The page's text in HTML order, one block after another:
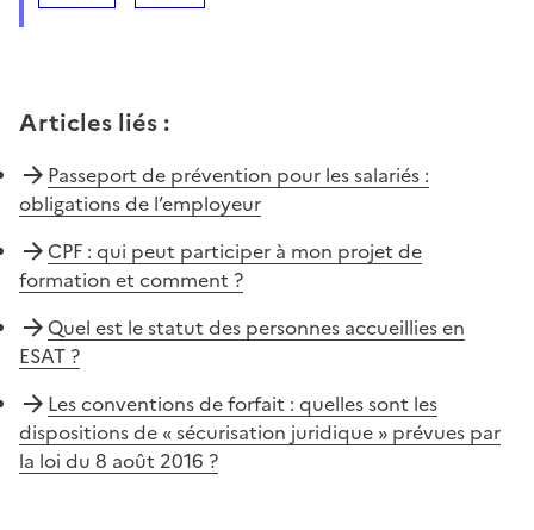
Articles liés :
Passeport de prévention pour les salariés :
obligations de l’employeur
CPF : qui peut participer à mon projet de
formation et comment ?
Quel est le statut des personnes accueillies en
ESAT ?
Les conventions de forfait : quelles sont les
dispositions de « sécurisation juridique » prévues par
la loi du 8 août 2016 ?